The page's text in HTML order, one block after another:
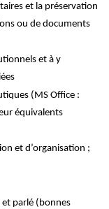
et la préservation
ou de documents
et à y
(MS Office :
équivalents
et d’organisation ;
et parlé (bonnes